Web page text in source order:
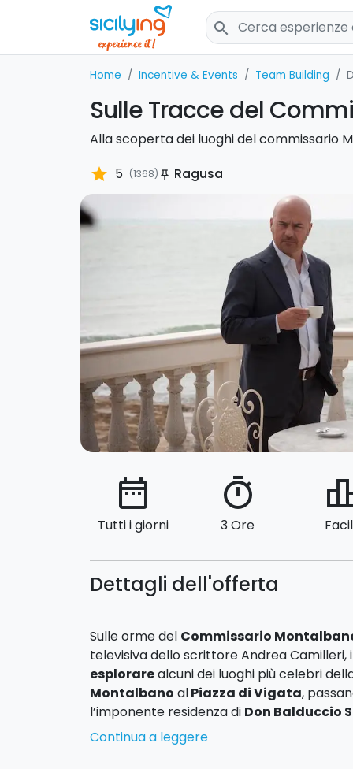
search
Home Incentive & Events Team Building
Sulle Tracce del
Alla scoperta dei luoghi del commissario
star 5 (1368) push_pin Ragusa
date_range
Tutti i giorni
timer
3 Ore
Dettagli dell'offerta
Sulle orme del Commissario
televisiva dello scrittore Andrea
esplorarealcuni dei luoghi più celebri
Montalbano alPiazza di Vigata,
l’imponente residenza di Don Balduccio
Il compito di ogni team
Continua a leggere